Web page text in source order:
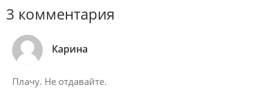
3 комментария
Карина
Плачу. Не отдавайте.